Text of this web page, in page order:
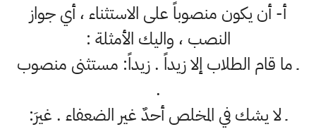
أ‌- أن يكون منصوباً على الاستثناء ، أي جواز
النصب ، واليك الأمثلة :
ـ ما قام الطلاب إلا زيداً . زيداً: مستثنى منصوب
.
ـ لا يشك في المخلص أحدٌ غير الضعفاء . غيرَ: